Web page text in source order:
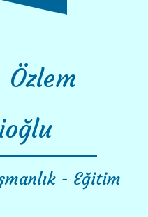
Özlem
- Eğitim